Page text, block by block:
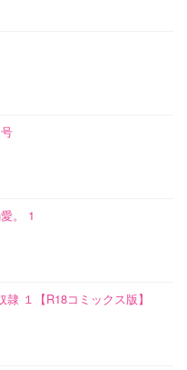
。 1
１【R18コミックス版】